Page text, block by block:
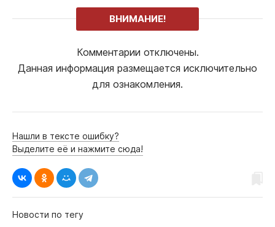
ВНИМАНИЕ!
Комментарии отключены.
Данная информация размещается исключительно
для ознакомления.
Нашли в тексте ошибку?
Выделите её и нажмите сюда!
Новости по тегу